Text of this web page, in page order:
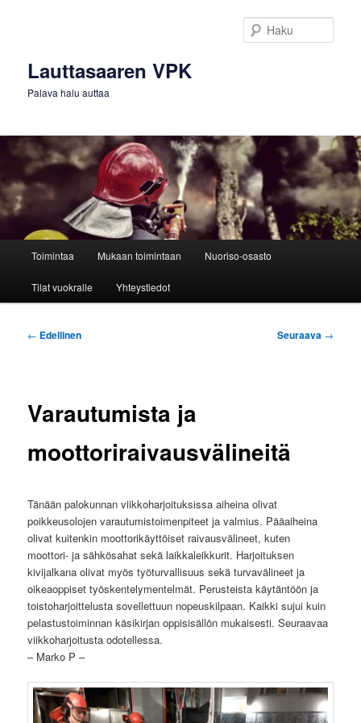
Lauttasaaren VPK
Palava halu auttaa
Toimintaa Mukaan toimintaan Nuoriso-osasto
Tilat vuokralle Yhteystiedot
Artikkelien
← Edellinen Seuraava →
Varautumista ja
moottoriraivausvälineitä
Tänään palokunnan viikkoharjoituksissa aiheina olivat
poikkeusolojen varautumistoimenpiteet ja valmius. Pääaiheina
olivat kuitenkin moottorikäyttöiset raivausvälineet, kuten
moottori- ja sähkösahat sekä laikkaleikkurit. Harjoituksen
kivijalkana olivat myös työturvallisuus sekä turvavälineet ja
oikeaoppiset työskentelymentelmät. Perusteista käytäntöön ja
toistoharjoittelusta sovellettuun nopeuskilpaan. Kaikki sujui kuin
pelastustoiminnan käsikirjan oppisisällön mukaisesti. Seuraavaa
viikkoharjoitusta odotellessa.
– Marko P –